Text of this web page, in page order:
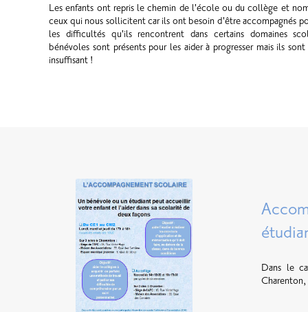
Les enfants ont repris le chemin de l'école ou du collège et
ceux qui nous sollicitent car ils ont besoin d'être accompagnés
les difficultés qu'ils rencontrent dans certains domaines
bénévoles sont présents pour les aider à progresser mais ils
insuffisant !
Dans le
Charenton,